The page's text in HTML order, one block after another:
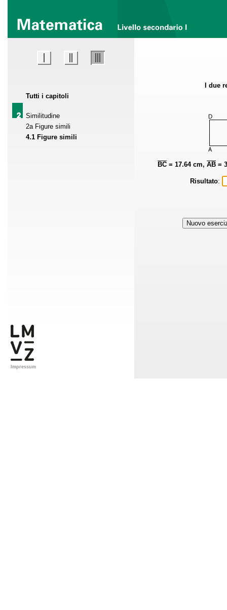
Tutti i capitoli
Similitudine
2a Figure simili
4.1 Figure simili
I due
BC = 17.64 cm, AB =
Risultato:
Impressum